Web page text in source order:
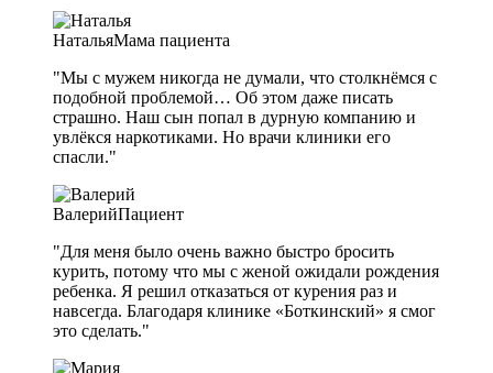
НатальяМама пациента
"Мы с мужем никогда не думали, что столкнёмся с
подобной проблемой… Об этом даже писать
страшно. Наш сын попал в дурную компанию и
увлёкся наркотиками. Но врачи клиники его
спасли."
ВалерийПациент
"Для меня было очень важно быстро бросить
курить, потому что мы с женой ожидали рождения
ребенка. Я решил отказаться от курения раз и
навсегда. Благодаря клинике «Боткинский» я смог
это сделать."